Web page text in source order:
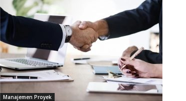
Manajemen Proyek